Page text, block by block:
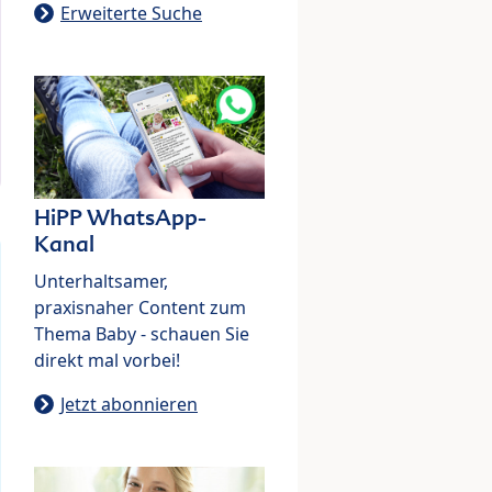
Erweiterte Suche
HiPP WhatsApp-
Kanal
Unterhaltsamer,
praxisnaher Content zum
Thema Baby - schauen Sie
direkt mal vorbei!
Jetzt abonnieren